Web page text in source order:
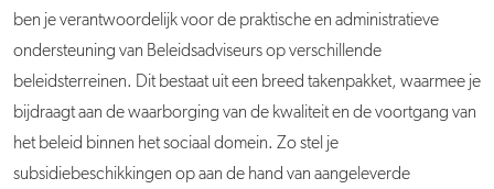
ben je verantwoordelijk voor de praktische en administratieve
ondersteuning van Beleidsadviseurs op verschillende
beleidsterreinen. Dit bestaat uit een breed takenpakket, waarmee je
bijdraagt aan de waarborging van de kwaliteit en de voortgang van
het beleid binnen het sociaal domein. Zo stel je
subsidiebeschikkingen op aan de hand van aangeleverde